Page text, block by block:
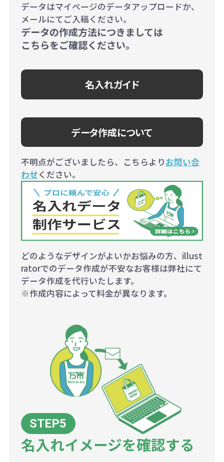
データはマイページのデータアップロードか、
メールにてご入稿ください。
データの作成方法につきましては
こちらをご確認ください。
名入れガイド
データ作成について
不明点がございましたら、こちらよりお問い合
わせください。
どのようなデザインがよいかお悩みの方、illust
ratorでのデータ作成が不安なお客様は弊社にて
データ作成を代行いたします。
※作成内容によって料金が異なります。
名入れイメージを確認する